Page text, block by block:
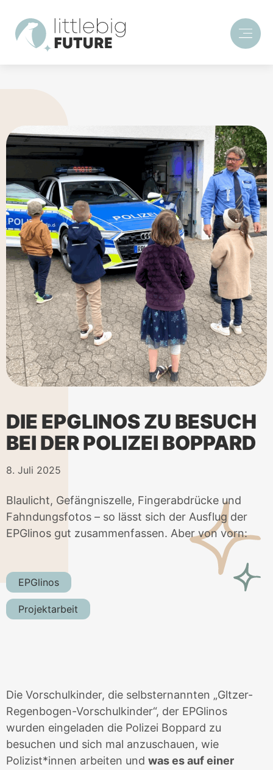
DIE EPGLINOS ZU BESUCH
BEI DER POLIZEI BOPPARD
8. Juli 2025
Blaulicht, Gefängniszelle, Fingerabdrücke und
Fahndungsfotos – so lässt sich der Ausflug der
EPGlinos gut zusammenfassen. Aber von vorn:
EPGlinos
Projektarbeit
Die Vorschulkinder, die selbsternannten „Gltzer-
Regenbogen-Vorschulkinder“, der EPGlinos
wurden eingeladen die Polizei Boppard zu
besuchen und sich mal anzuschauen, wie
Polizist*innen arbeiten und was es auf einer